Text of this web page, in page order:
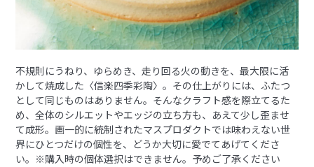
不規則にうねり、ゆらめき、走り回る火の動きを、最大限に活
かして焼成した〈信楽四季彩陶〉。その仕上がりには、ふたつ
として同じものはありません。そんなクラフト感を際立てるた
め、全体のシルエットやエッジの立ち方も、あえて少し歪ませ
て成形。画一的に統制されたマスプロダクトでは味わえない世
界にひとつだけの個性を、どうか大切に愛でてあげてくださ
い。※購入時の個体選択はできません。予めご了承ください